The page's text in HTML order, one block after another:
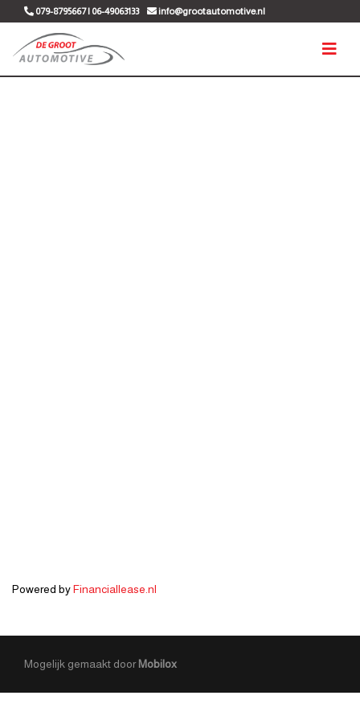
079-8795667 | 06-49063133 info@grootautomotive.nl
Powered byFinanciallease.nl
Mogelijk gemaakt doorMobilox